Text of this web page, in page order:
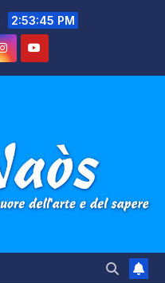
2:53:46 PM